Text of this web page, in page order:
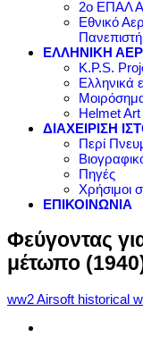
2ο ΕΠΑΛ
Εθνικό
ΕΛΛΗΝΙΚΗ
K.P.S.
Ελληνικά
Helmet
ΔΙΑΧΕΙΡΙΣΗ
Περί
Πηγές
Χρήσιμοι
ΕΠΙΚΟΙΝΩΝΙΑ
Φεύγοντας
μέτωπο
ww2 Airsoft historical